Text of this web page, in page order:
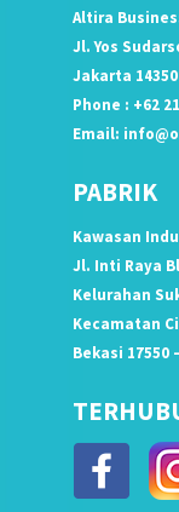
Altira
Jl. Yos
Jakarta
Phone : +62
Email:
PABRIK
Kawasan
Jl. Inti Raya
Kelurahan
Kecamatan
Bekasi 17550